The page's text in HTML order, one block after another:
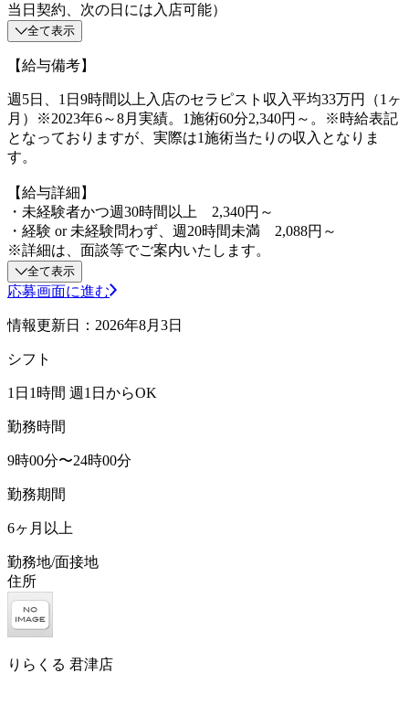
当日契約、次の日には入店可能）
全て表示
【給与備考】
週5日、1日9時間以上入店のセラピスト収入平均33万円（1ヶ
月）※2023年6～8月実績。1施術60分2,340円～。※時給表記
となっておりますが、実際は1施術当たりの収入となりま
す。
【給与詳細】
・未経験者かつ週30時間以上 2,340円～
・経験 or 未経験問わず、週20時間未満 2,088円～
※詳細は、面談等でご案内いたします。
全て表示
応募画面に進む
情報更新日：2026年8月3日
シフト
1日1時間 週1日からOK
勤務時間
9時00分〜24時00分
勤務期間
6ヶ月以上
勤務地/面接地
住所
りらくる 君津店